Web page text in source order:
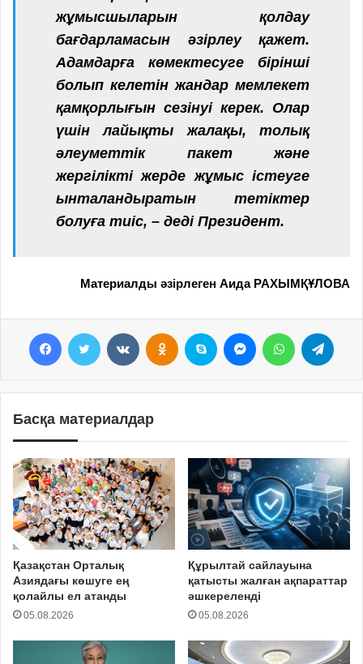
жұмысшыларын қолдау
бағдарламасын әзірлеу қажет.
Адамдарға көмектесуге бірінші
болып келетін жандар мемлекет
қамқорлығын сезінуі керек. Олар
үшін лайықты жалақы, толық
әлеуметтік пакет және
жергілікті жерде жұмыс істеуге
ынталандыратын тетіктер
болуға тиіс, – деді Президент.
Материалды әзірлеген Аида РАХЫМҚҰЛОВА
Басқа материалдар
Қазақстан Орталық
Азиядағы көшуге ең
қолайлы ел атанды
05.08.2026
Құрылтай сайлауына
қатысты жалған ақпараттар
әшкереленді
05.08.2026